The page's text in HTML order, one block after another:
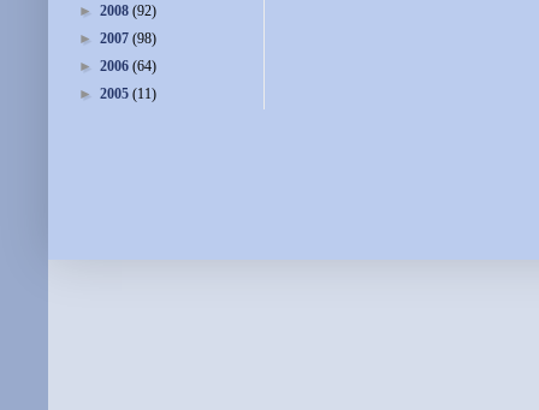
► 2008 (92)
► 2007 (98)
► 2006 (64)
► 2005 (11)